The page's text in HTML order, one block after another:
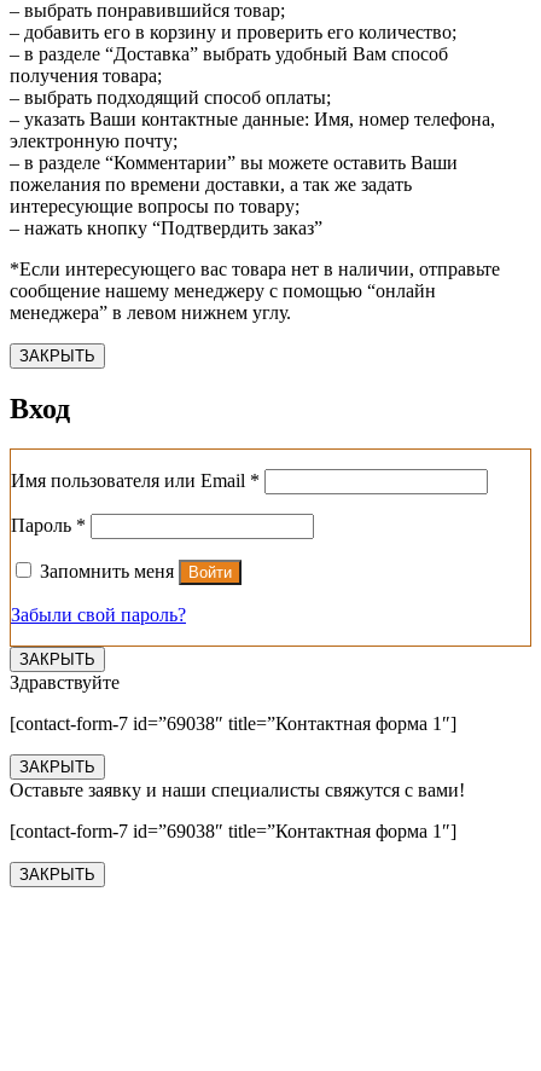
– выбрать понравившийся товар;
– добавить его в корзину и проверить его количество;
– в разделе “Доставка” выбрать удобный Вам способ
получения товара;
– выбрать подходящий способ оплаты;
– указать Ваши контактные данные: Имя, номер телефона,
электронную почту;
– в разделе “Комментарии” вы можете оставить Ваши
пожелания по времени доставки, а так же задать
интересующие вопросы по товару;
– нажать кнопку “Подтвердить заказ”
*Если интересующего вас товара нет в наличии, отправьте
сообщение нашему менеджеру с помощью “онлайн
менеджера” в левом нижнем углу.
ЗАКРЫТЬ
Вход
Имя пользователя или Email *
Пароль *
Запомнить меня Войти
Забыли свой пароль?
ЗАКРЫТЬ
Здравствуйте
[contact-form-7 id=”69038″ title=”Контактная форма 1″]
ЗАКРЫТЬ
Оставьте заявку и наши специалисты свяжутся с вами!
[contact-form-7 id=”69038″ title=”Контактная форма 1″]
ЗАКРЫТЬ